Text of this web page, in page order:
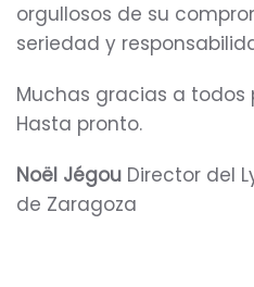
orgullosos de su
seriedad y
Muchas gracias a todos
Hasta pronto.
Noël Jégou Director del
de Zaragoza